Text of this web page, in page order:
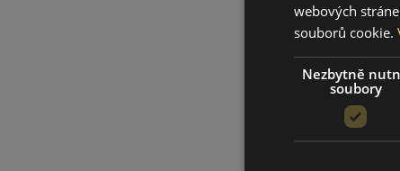
webových
souborů cookie.
Nezbytně
soubory